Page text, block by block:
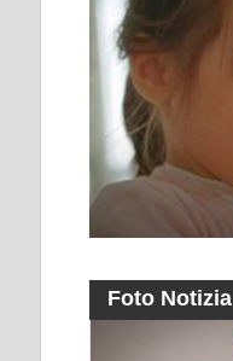
Foto Notizia